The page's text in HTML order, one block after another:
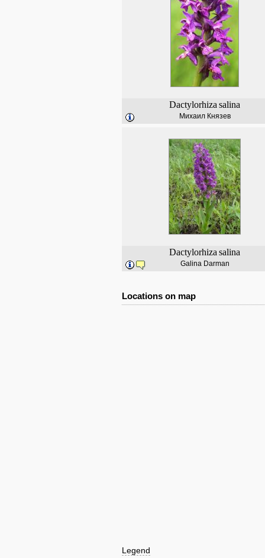
Dactylorhiza salina
Михаил Князев
Dactylorhiza salina
Galina Darman
Locations on map
Legend